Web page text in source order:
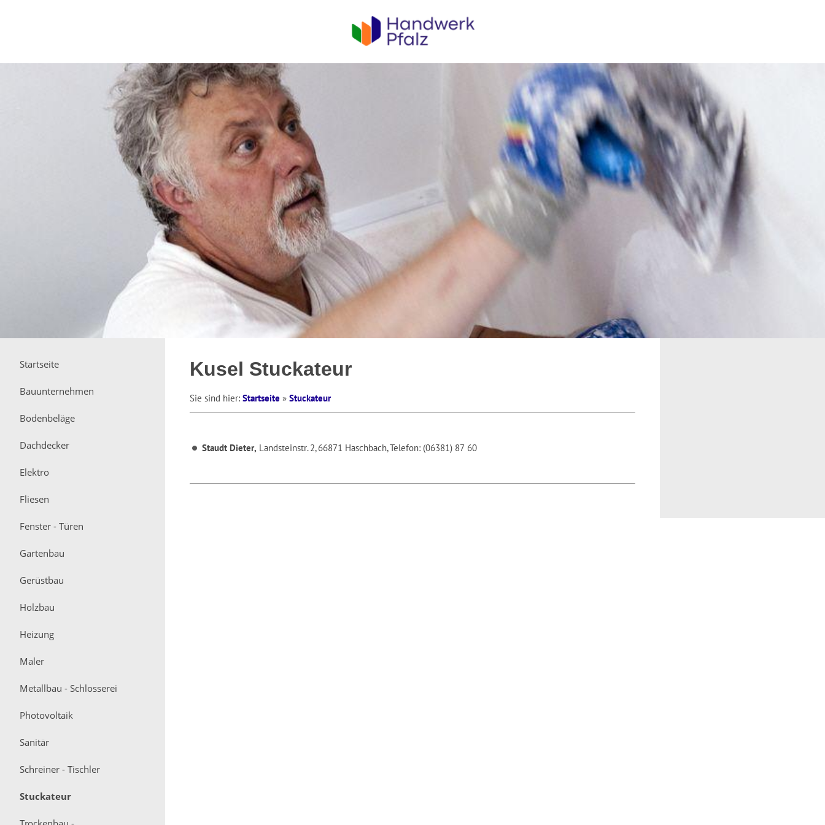
Startseite
Bauunternehmen
Bodenbeläge
Dachdecker
Elektro
Fliesen
Fenster - Türen
Gartenbau
Gerüstbau
Holzbau
Heizung
Maler
Metallbau - Schlosserei
Photovoltaik
Sanitär
Schreiner - Tischler
Stuckateur
Kusel Stuckateur
Sie sind hier: Startseite » Stuckateur
Staudt Dieter, Landsteinstr. 2, 66871 Haschbach, Telefon: (06381) 87 60